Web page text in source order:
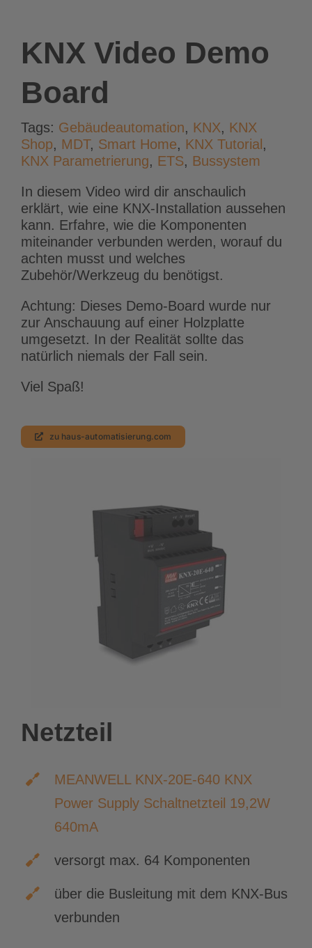
KNX Video Demo
Board
Tags: Gebäudeautomation, KNX, KNX
Shop, MDT, Smart Home, KNX Tutorial ,
KNX Parametrierung, ETS, Bussystem
In diesem Video wird dir anschaulich
erklärt, wie eine KNX-Installation aussehen
kann. Erfahre, wie die Komponenten
miteinander verbunden werden, worauf du
achten musst und welches
Zubehör/Werkzeug du benötigst.
Achtung: Dieses Demo-Board wurde nur
zur Anschauung auf einer Holzplatte
umgesetzt. In der Realität sollte das
natürlich niemals der Fall sein.
Viel Spaß!
zu haus-automatisierung.com
Netzteil
MEANWELL KNX-20E-640 KNX
Power Supply Schaltnetzteil 19,2W
640mA
versorgt max. 64 Komponenten
über die Busleitung mit dem KNX-Bus
verbunden